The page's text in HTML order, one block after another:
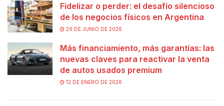
Fidelizar o perder: el desafío silencioso
de los negocios físicos en Argentina
29 DE JUNIO DE 2026
Más financiamiento, más garantías: las
nuevas claves para reactivar la venta
de autos usados premium
12 DE ENERO DE 2026